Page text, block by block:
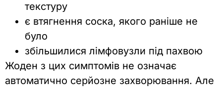
текстуру
є втягнення соска, якого раніше не
було
збільшилися лімфовузли під пахвою
Жоден з цих симптомів не означає
автоматично серйозне захворювання. Але